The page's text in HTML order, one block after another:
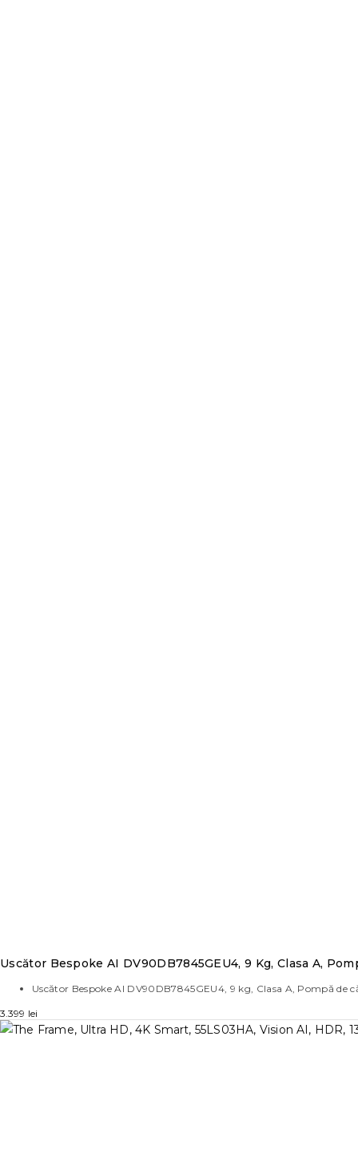
Uscător Bespoke AI DV90DB7845GEU4, 9 Kg, Clasa A,
Uscător Bespoke AI DV90DB7845GEU4, 9 kg, Clasa A, Pompă
3.399 lei